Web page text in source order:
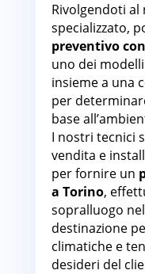
Rivolgendoti
specializzato,
preventivo
uno dei
insieme a una
per
base
I nostri tecnici
vendita e
per fornire un
a Torino,
sopralluogo
destinazione
climatiche e
desideri del